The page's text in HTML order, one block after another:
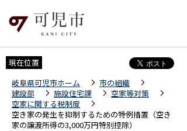
現在位置
岐阜県可児市ホーム
市の組織
建設部
施設住宅課
空家等対策
空家に関する税制度
空き家の発生を抑制するための特例措置（空き
家の譲渡所得の3,000万円特別控除）